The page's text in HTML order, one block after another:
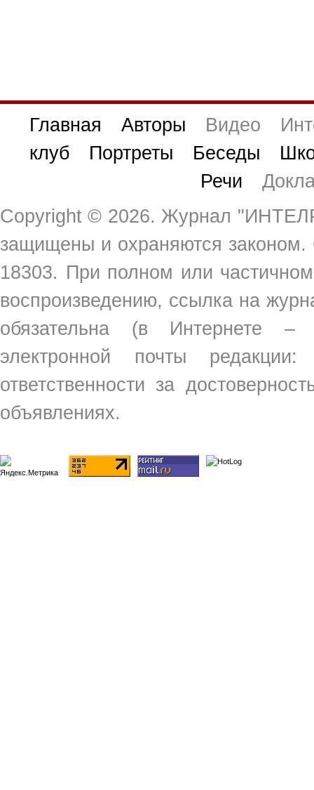
Главная Авторы Видео
клуб
Портреты Беседы
Речи
Copyright © 2026. Журнал
защищены и охраняются
18303. При полном или
воспроизведению, ссылка на
обязательна (в Интернете
электронной почты
ответственности за
объявлениях.